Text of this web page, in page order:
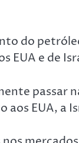
do
EUA e de
passar
EUA, a